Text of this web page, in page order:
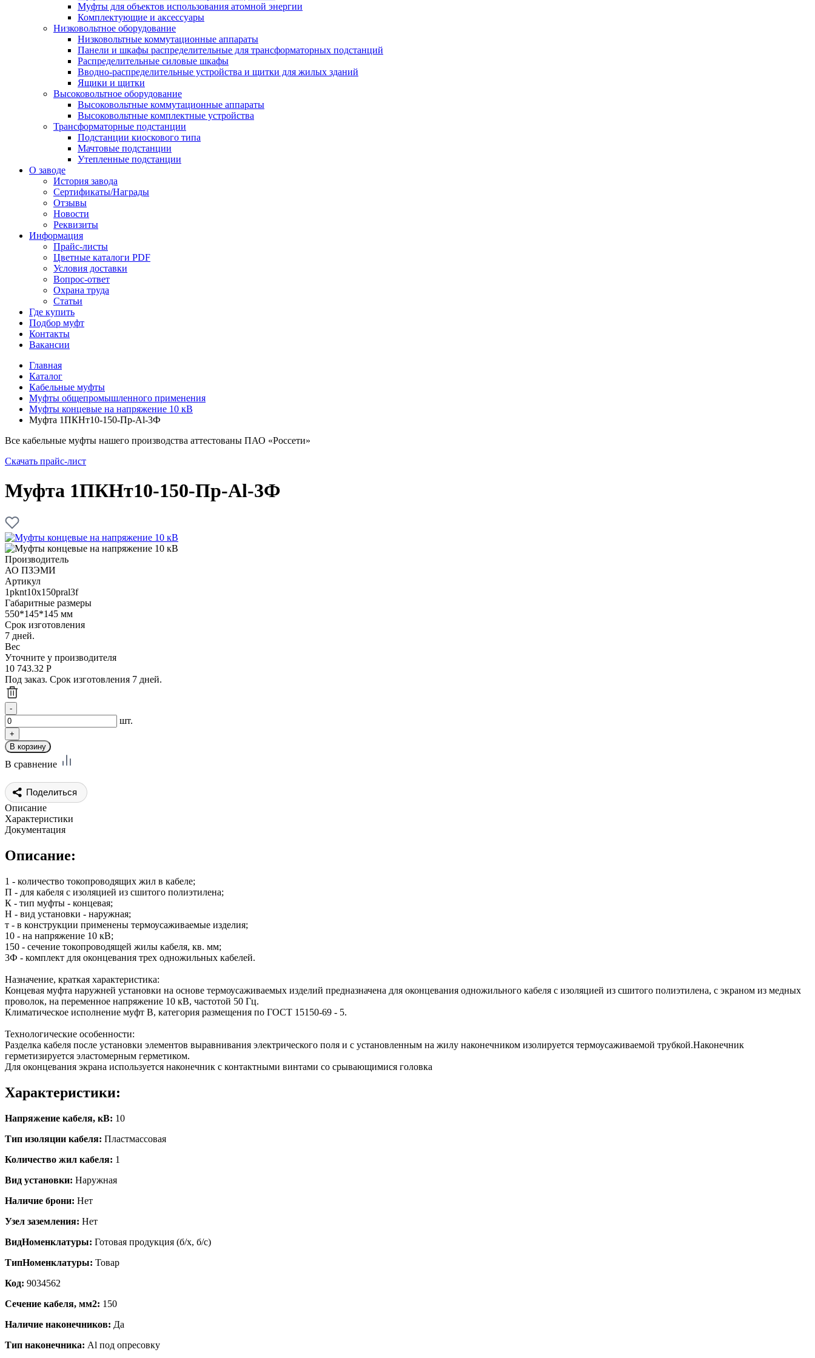
Муфты для объектов использования атомной энергии
Комплектующие и аксессуары
Низковольтное оборудование
Низковольтные коммутационные аппараты
Панели и шкафы распределительные для трансформаторных подстанций
Распределительные силовые шкафы
Вводно-распределительные устройства и щитки для жилых зданий
Ящики и щитки
Высоковольтное оборудование
Высоковольтные коммутационные аппараты
Высоковольтные комплектные устройства
Трансформаторные подстанции
Подстанции киоскового типа
Мачтовые подстанции
Утепленные подстанции
О заводе
История завода
Сертификаты/Награды
Отзывы
Новости
Реквизиты
Информация
Прайс-листы
Цветные каталоги PDF
Условия доставки
Вопрос-ответ
Охрана труда
Статьи
Где купить
Подбор муфт
Контакты
Вакансии
Главная
Каталог
Кабельные муфты
Муфты общепромышленного применения
Муфты концевые на напряжение 10 кВ
Муфта 1ПКНт10-150-Пр-Al-3Ф
Все кабельные муфты нашего производства аттестованы ПАО «Россети»
Скачать прайс-лист
Муфта 1ПКНт10-150-Пр-Al-3Ф
Производитель
АО ПЗЭМИ
Артикул
1pknt10x150pral3f
Габаритные размеры
550*145*145 мм
Срок изготовления
7 дней.
Вес
Уточните у производителя
10 743.32 Р
Под заказ. Срок изготовления 7 дней.
шт.
В сравнение
Поделиться
Описание
Характеристики
Документация
Описание:
1 - количество токопроводящих жил в кабеле;
П - для кабеля с изоляцией из сшитого полиэтилена;
К - тип муфты - концевая;
Н - вид установки - наружная;
т - в конструкции применены термоусаживаемые изделия;
10 - на напряжение 10 кВ;
150 - сечение токопроводящей жилы кабеля, кв. мм;
3Ф - комплект для оконцевания трех одножильных кабелей.
Назначение, краткая характеристика:
Концевая муфта наружней установки на основе термоусаживаемых изделий предназначена для оконцевания одножильного кабеля с изоляцией из сшитого полиэтилена, с экраном из медных
проволок, на переменное напряжение 10 кВ, частотой 50 Гц.
Климатическое исполнение муфт В, категория размещения по ГОСТ 15150-69 - 5.
Технологические особенности:
Разделка кабеля после установки элементов выравнивания электрического поля и с установленным на жилу наконечником изолируется термоусаживаемой трубкой.Наконечник
герметизируется эластомерным герметиком.
Для оконцевания экрана используется наконечник с контактными винтами со срывающимися головка
Характеристики:
Напряжение кабеля, кВ: 10
Тип изоляции кабеля: Пластмассовая
Количество жил кабеля: 1
Вид установки: Наружная
Наличие брони: Нет
Узел заземления: Нет
ВидНоменклатуры: Готовая продукция (б/х, б/с)
ТипНоменклатуры: Товар
Код: 9034562
Сечение кабеля, мм2: 150
Наличие наконечников: Да
Тип наконечника: Al под опресовку